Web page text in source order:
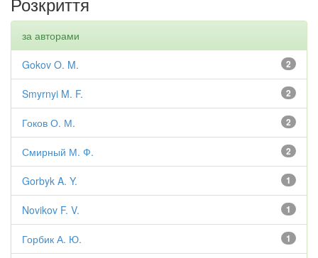
за авторами
2
Gokov O. M.
2
Smyrnyi M. F.
2
Гоков О. М.
2
Смирный М. Ф.
1
Gorbyk A. Y.
1
Novikov F. V.
1
Горбик А. Ю.